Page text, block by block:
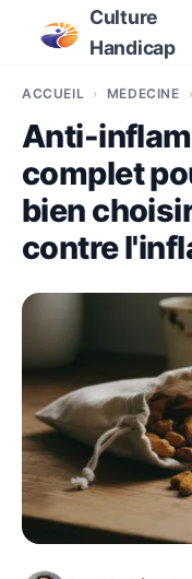
Culture
Handicap
ACCUEIL MÉDECINE
Anti-
complet
bien
contre